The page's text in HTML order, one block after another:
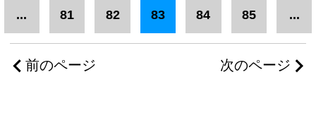
前のページ
... 81 82 83 84 85 ...
次のページ